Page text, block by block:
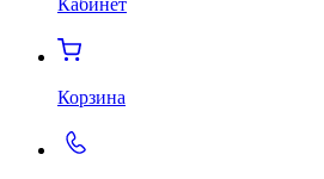
Кабинет
Корзина